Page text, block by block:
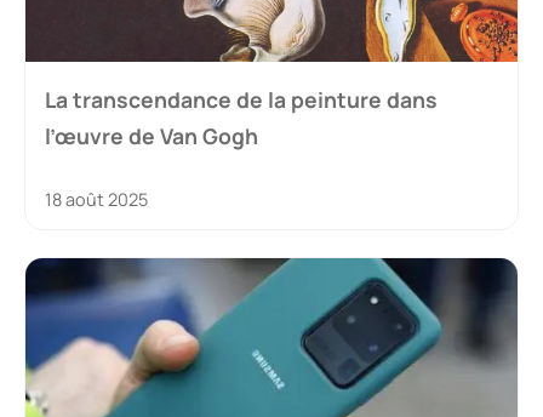
La transcendance de la peinture dans
l’œuvre de Van Gogh
18 août 2025